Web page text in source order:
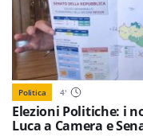
Politica 4'
Elezioni Politiche: i
Luca a Camera e